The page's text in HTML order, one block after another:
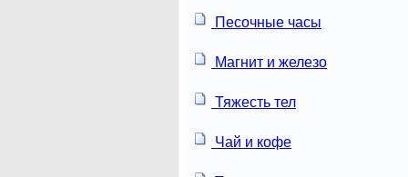
Песочные часы
Магнит и железо
Тяжесть тел
Чай и кофе